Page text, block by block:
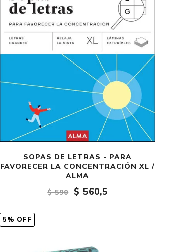
SOPAS DE LETRAS - PARA
FAVORECER LA CONCENTRACIÓN XL /
ALMA
$ 590
$ 560,5
5% OFF